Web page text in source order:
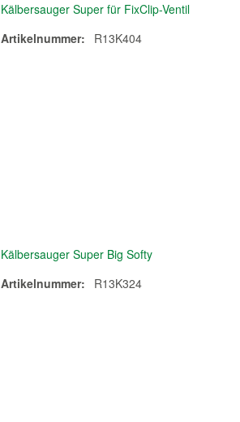
Kälbersauger Super für FixClip-Ventil
Artikelnummer:
R13K404
Kälbersauger Super Big Softy
Artikelnummer:
R13K324